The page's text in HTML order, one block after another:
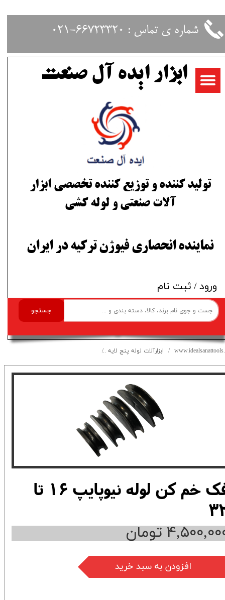
شماره ی تماس : 66723320-021
جستجو
ابزار ایده آل صنعت
تولید کننده و توزیع کننده تخصصی ابزار
آلات صنعتی و لوله کشی
​نماینده انحصاری فیوژن ترکیه در ایران
ورود/ ثبت نام
حساب کاربری من
تغییر گذر واژه
سفارشات
خروج از حساب کاربری
ابزارآلات لوله پنج لایه
فک خم کن لوله نیوپایپ 16 تا
تومان
افزودن به سبد خرید